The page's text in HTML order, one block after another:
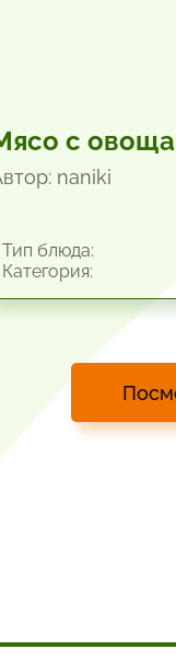
с
naniki
блюда: